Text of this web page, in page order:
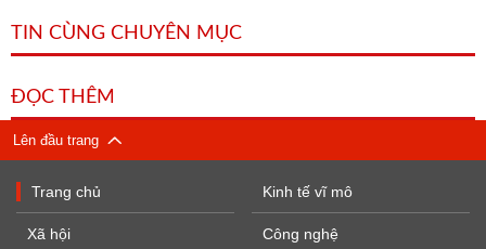
TIN CÙNG CHUYÊN MỤC
ĐỌC THÊM
Lên đầu trang
Trang chủ
Xã hội
Kinh tế vĩ mô
Công nghệ